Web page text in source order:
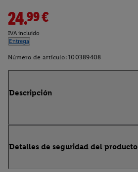
24.99€
IVA incluido
Entrega
Número de artículo: 100389408
Descripción
Detalles de seguridad del producto